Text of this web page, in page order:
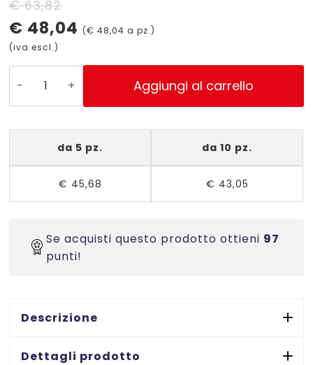
€63,82
Il
prezzo
originale
era:
€ 63,82.
€ 48,04 (€ 48,04 a pz.)
Il
prezzo
attuale
è:
€ 48,04.
(iva escl.)
GL4-
oro
satinato
ovali
mm.
36x20
100
ff
Aggiungi al carrello
da 5 pz. da 10 pz.
€ 45,68 € 43,05
Se acquisti questo prodotto ottieni 97
punti!
Descrizione
Dettagli prodotto